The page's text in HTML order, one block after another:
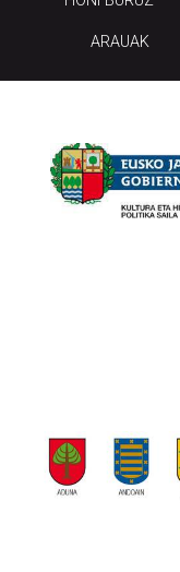
ARAUAK